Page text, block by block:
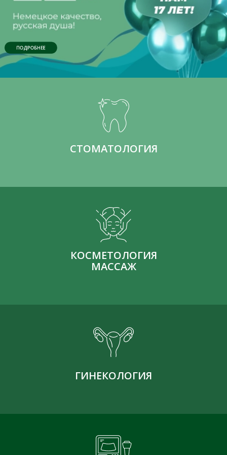
ПОДРОБНЕЕ
СТОМАТОЛОГИЯ
КОСМЕТОЛОГИЯ
МАССАЖ
ГИНЕКОЛОГИЯ